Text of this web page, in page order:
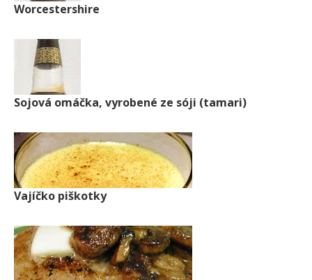
Worcestershire
Sojová omáčka, vyrobené ze sóji (tamari)
Vajíčko piškotky